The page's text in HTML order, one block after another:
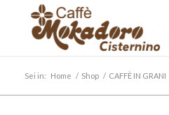
Sei in: Home / Shop / CAFFÈ IN GRANI